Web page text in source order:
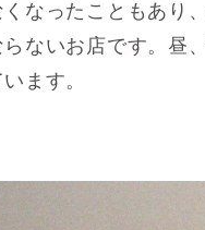
なったこともあり
ないお店です。 昼
ます。